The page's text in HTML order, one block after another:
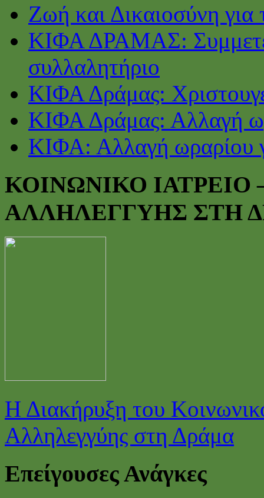
Ζωή και Δικαιοσύνη για
ΚΙΦΑ ΔΡΑΜΑΣ:
συλλαλητήριο
ΚΙΦΑ Δράμας:
ΚΙΦΑ Δράμας: Αλλαγή
ΚΙΦΑ: Αλλαγή ωραρίου
ΚΟΙΝΩΝΙΚΟ
ΑΛΛΗΛΕΓΓΥΗΣ ΣΤΗ
Η Διακήρυξη του
Αλληλεγγύης στη Δράμα
Επείγουσες Ανάγκες